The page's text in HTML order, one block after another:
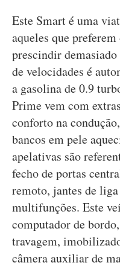
Este Smart é uma
aqueles que
prescindir
de velocidades é
a gasolina de 0.9
Prime vem com
conforto na
bancos em pele
apelativas são
fecho de portas
remoto, jantes de
multifunções. Este
computador de
travagem,
câmera auxiliar de